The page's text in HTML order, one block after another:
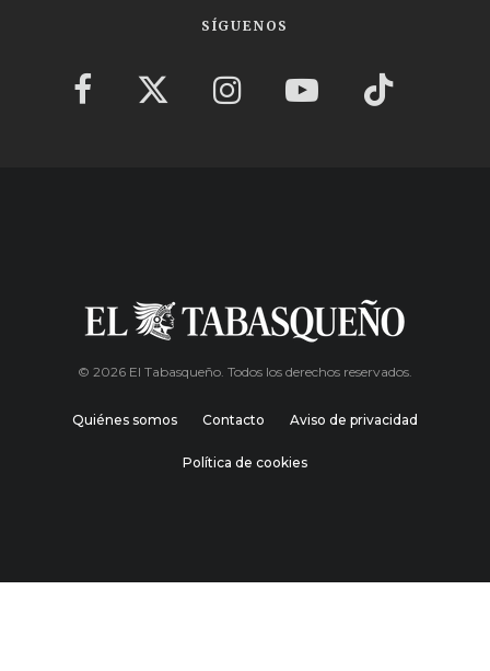
SÍGUENOS
© 2026 El Tabasqueño. Todos los derechos reservados.
Quiénes somos Contacto Aviso de privacidad
Política de cookies